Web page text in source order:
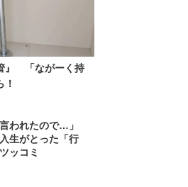
』 「ながーく持
言われたので…」
生がとった「行
ッコミ